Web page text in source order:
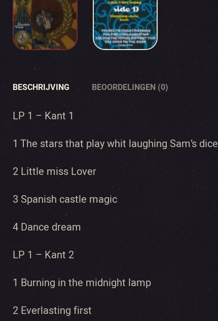
BESCHRIJVING BEOORDELINGEN (0)
LP 1 – Kant 1
1 The stars that play whit laughing Sam’s dice
2 Little miss Lover
3 Spanish castle magic
4 Dance dream
LP 1 – Kant 2
1 Burning in the midnight lamp
2 Everlasting first